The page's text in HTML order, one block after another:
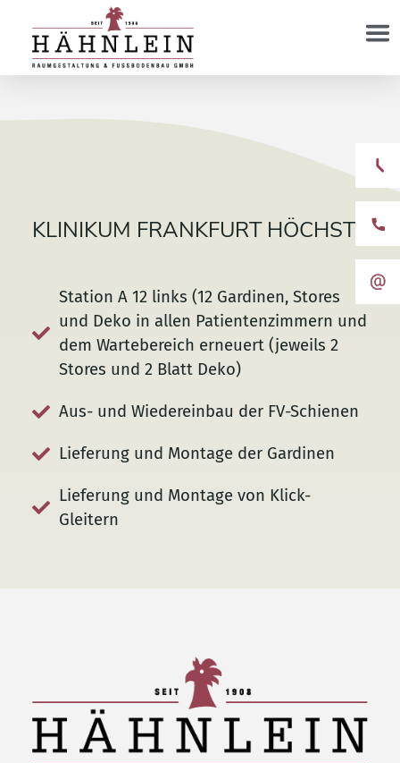
KLINIKUM FRANKFURT HÖCHST
Station A 12 links (12 Gardinen, Stores
und Deko in allen Patientenzimmern und
dem Wartebereich erneuert (jeweils 2
Stores und 2 Blatt Deko)
Aus- und Wiedereinbau der FV-Schienen
Lieferung und Montage der Gardinen
Lieferung und Montage von Klick-
Gleitern